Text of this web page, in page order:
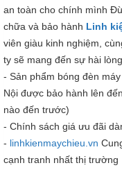
an toàn cho chính mình
chữa và bảo hành Linh
viên giàu kinh nghiệm,
ty sẽ mang đến sự hài
- Sản phẩm bóng đèn
Nội được bảo hành lên
nào đến trước)
- Chính sách giá ưu đãi
- linhkienmaychieu.vn
cạnh tranh nhất thị trường